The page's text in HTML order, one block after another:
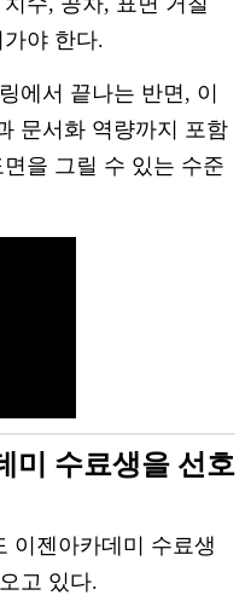
야 한다.
에서 끝나는 반면, 이
문서화 역량까지 포함
을 그릴 수 있는 수준
미 수료생을 선호
이젠아카데미 수료생
고 있다.